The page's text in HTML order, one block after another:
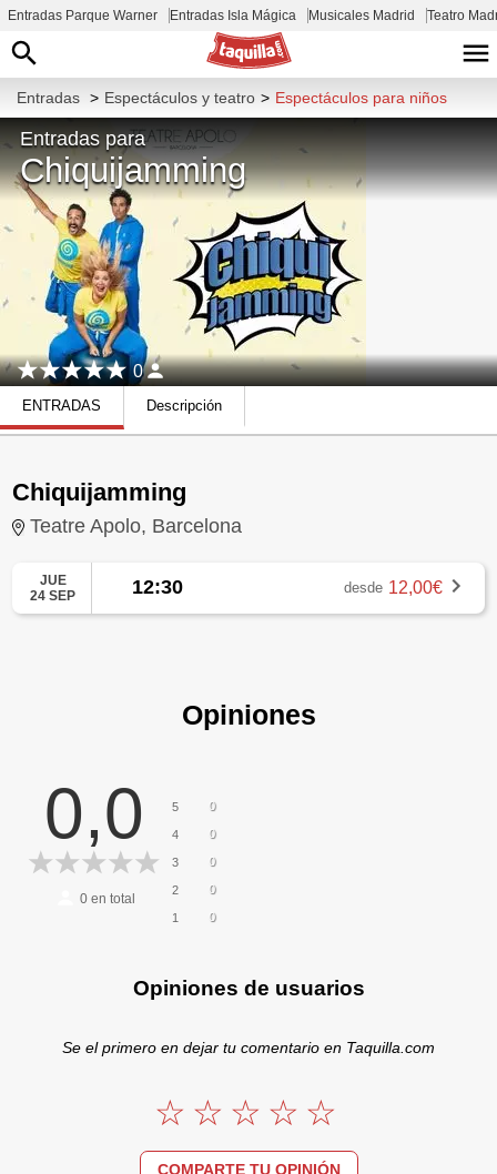
Entradas Parque Warner Entradas Isla Mágica Musicales Madrid Teatro
Entradas > Espectáculos y teatro > Espectáculos para niños
Entradas para
Chiquijamming
0
ENTRADAS Descripción
Chiquijamming
Teatre Apolo, Barcelona
JUE
24 SEP
12:30 desde 12,00€
Opiniones
0,0
0en total
5 0
4 0
3 0
2 0
1 0
Opiniones de usuarios
Se el primero en dejar tu comentario en Taquilla.com
COMPARTE TU OPINIÓN